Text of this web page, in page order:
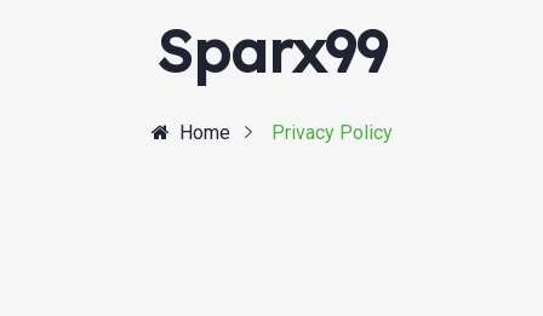
Sparx99
Home Privacy Policy